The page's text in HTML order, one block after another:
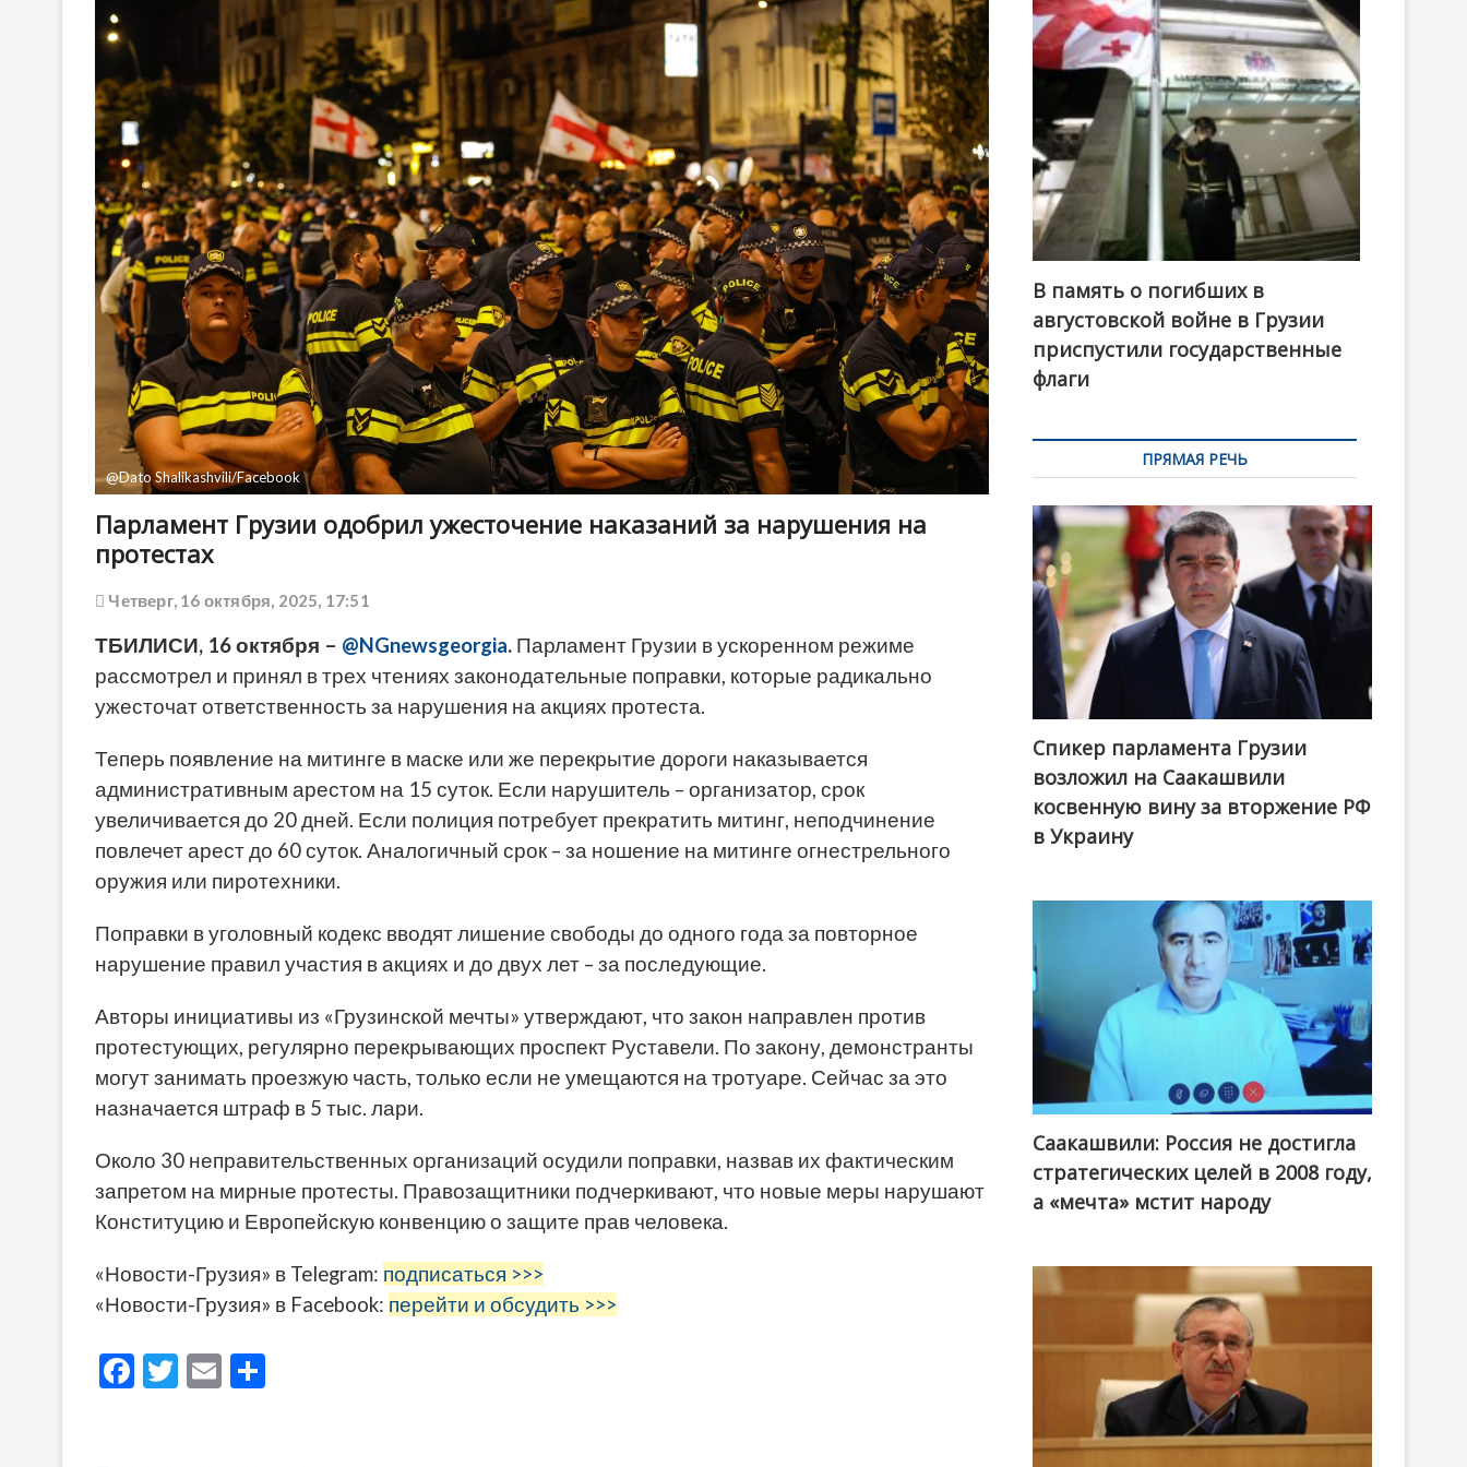
o
n
@Dato Shalikashvili/Facebook
Парламент Грузии одобрил ужесточение наказаний за нарушения на
протестах
Четверг, 16 октября, 2025, 17:51
ТБИЛИСИ, 16 октября – @NGnewsgeorgia. Парламент Грузии в ускоренном режиме
рассмотрел и принял в трех чтениях законодательные поправки, которые радикально
ужесточат ответственность за нарушения на акциях протеста.
Теперь появление на митинге в маске или же перекрытие дороги наказывается
административным арестом на 15 суток. Если нарушитель – организатор, срок
увеличивается до 20 дней. Если полиция потребует прекратить митинг, неподчинение
повлечет арест до 60 суток. Аналогичный срок – за ношение на митинге огнестрельного
оружия или пиротехники.
Поправки в уголовный кодекс вводят лишение свободы до одного года за повторное
нарушение правил участия в акциях и до двух лет – за последующие.
Авторы инициативы из «Грузинской мечты» утверждают, что закон направлен против
протестующих, регулярно перекрывающих проспект Руставели. По закону, демонстранты
могут занимать проезжую часть, только если не умещаются на тротуаре. Сейчас за это
назначается штраф в 5 тыс. лари.
Около 30 неправительственных организаций осудили поправки, назвав их фактическим
запретом на мирные протесты. Правозащитники подчеркивают, что новые меры нарушают
Конституцию и Европейскую конвенцию о защите прав человека.
«Новости-Грузия» в Telegram: подписаться >>>
«Новости-Грузия» в Facebook: перейти и обсудить >>>
F
T
E
В память о погибших в
августовской войне в Грузии
приспустили государственные
флаги
ПРЯМАЯ РЕЧЬ
Спикер парламента Грузии
возложил на Саакашвили
косвенную вину за вторжение РФ
в Украину
Саакашвили: Россия не достигла
стратегических целей в 2008 году,
а «мечта» мстит народу